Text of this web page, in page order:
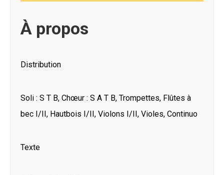
À propos
Distribution
Soli : S T B, Chœur : S A T B, Trompettes, Flûtes à
bec I/II, Hautbois I/II, Violons I/II, Violes, Continuo
Texte